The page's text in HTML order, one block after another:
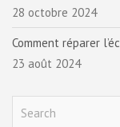
28 octobre 2024
Comment réparer
23 août 2024